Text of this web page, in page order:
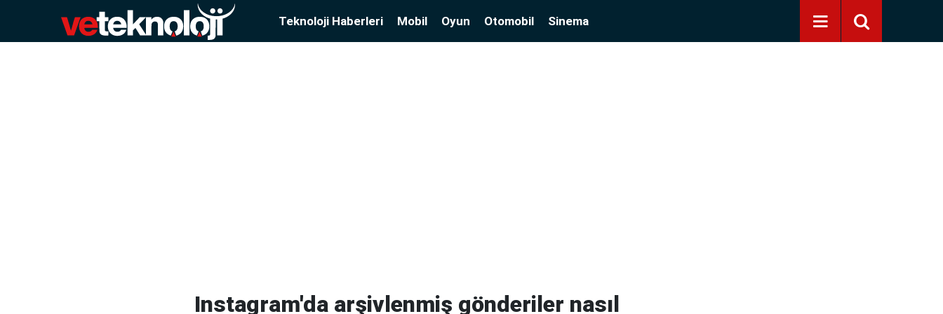
Teknoloji Haberleri Mobil Oyun Otomobil Sinema
Instagram'da arşivlenmiş gönderiler nasıl